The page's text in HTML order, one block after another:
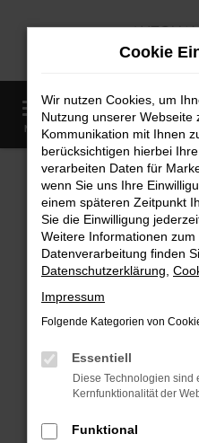
Zum
MENÜ
Startseite Fahrzeugangebote
Fehler:
Beim Laden ist ein
Hier sind ein paar
Überprüfe deine
deine Suchmaschine?
Cookie
Wir nutzen Cookies, um
Nutzung unserer
Kommunikation mit Ihnen
berücksichtigen hierbei
verarbeiten Daten für
wenn Sie uns Ihre
einem späteren Zeitpunkt
Sie die Einwilligung
Weitere Informationen
Datenverarbeitung finden
Datenschutzerklärung
Impressum
Folgende Kategorien von
Essentiell
Diese Technologien sind
Kernfunktionalität der
Funktional